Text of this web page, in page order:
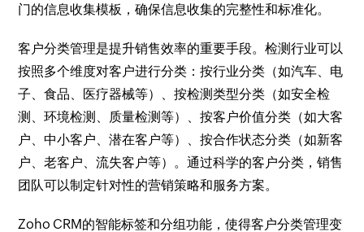
门的信息收集模板，确保信息收集的完整性和标准化。
客户分类管理是提升销售效率的重要手段。检测行业可以
按照多个维度对客户进行分类：按行业分类（如汽车、电
子、食品、医疗器械等）、按检测类型分类（如安全检
测、环境检测、质量检测等）、按客户价值分类（如大客
户、中小客户、潜在客户等）、按合作状态分类（如新客
户、老客户、流失客户等）。通过科学的客户分类，销售
团队可以制定针对性的营销策略和服务方案。
Zoho CRM的智能标签和分组功能，使得客户分类管理变